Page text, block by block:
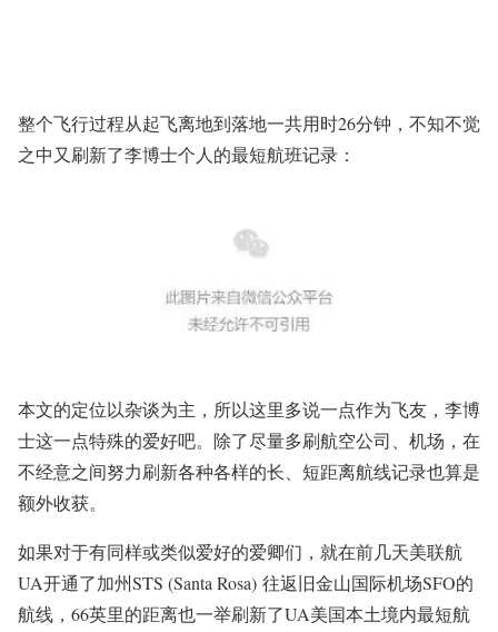
整个飞行过程从起飞离地到落地一共用时26分钟 ，不知不觉
之中又刷新了李博士个人的最短航班记录 ：
本文的定位以杂谈为主，所以这里多说一点作为飞友，李博
士这一点特殊的爱好吧。除了尽量多刷航空公司、机场，在
不经意之间努力刷新各种各样的长、短距离航线记录也算是
额外收获。
如果对于有同样或类似爱好的爱卿们，就在前几天美联航
UA开通了加州STS (Santa Rosa) 往返旧金山国际机场SFO的
航线，66英里的距离也一举刷新了UA美国本土境内最短航